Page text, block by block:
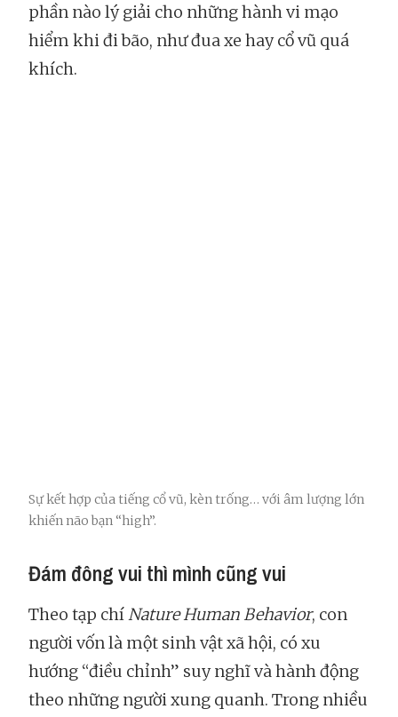
phần nào lý giải cho những hành vi mạo
hiểm khi đi bão, như đua xe hay cổ vũ quá
khích.
Sự kết hợp của tiếng cổ vũ, kèn trống… với âm lượng lớn
khiến não bạn “high”.
Đám đông vui thì mình cũng vui
Theo tạp chíNature Human Behavior, con
người vốn là một sinh vật xã hội, có xu
hướng “điều chỉnh” suy nghĩ và hành động
theo những người xung quanh. Trong nhiều